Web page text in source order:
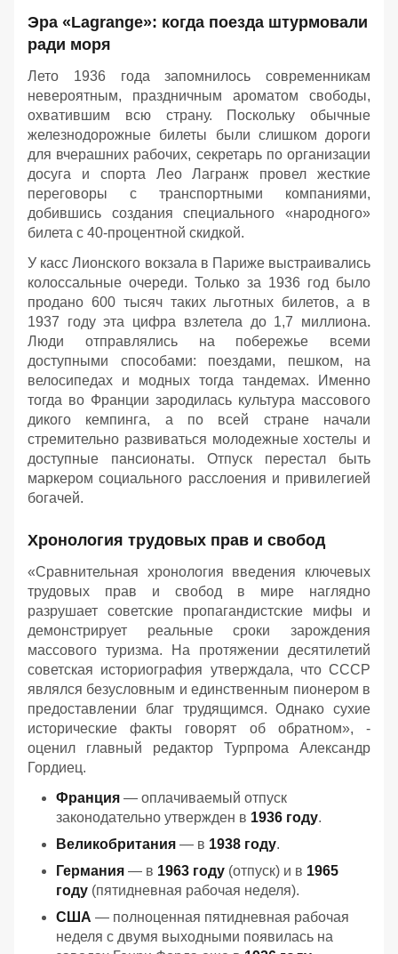
Эра «Lagrange»: когда поезда штурмовали
ради моря
Лето 1936 года запомнилось современникам
невероятным, праздничным ароматом свободы,
охватившим всю страну. Поскольку обычные
железнодорожные билеты были слишком дороги
для вчерашних рабочих, секретарь по организации
досуга и спорта Лео Лагранж провел жесткие
переговоры с транспортными компаниями,
добившись создания специального «народного»
билета с 40-процентной скидкой.
У касс Лионского вокзала в Париже выстраивались
колоссальные очереди. Только за 1936 год было
продано 600 тысяч таких льготных билетов, а в
1937 году эта цифра взлетела до 1,7 миллиона.
Люди отправлялись на побережье всеми
доступными способами: поездами, пешком, на
велосипедах и модных тогда тандемах. Именно
тогда во Франции зародилась культура массового
дикого кемпинга, а по всей стране начали
стремительно развиваться молодежные хостелы и
доступные пансионаты. Отпуск перестал быть
маркером социального расслоения и привилегией
богачей.
Хронология трудовых прав и свобод
«Сравнительная хронология введения ключевых
трудовых прав и свобод в мире наглядно
разрушает советские пропагандистские мифы и
демонстрирует реальные сроки зарождения
массового туризма. На протяжении десятилетий
советская историография утверждала, что СССР
являлся безусловным и единственным пионером в
предоставлении благ трудящимся. Однако сухие
исторические факты говорят об обратном», -
оценил главный редактор Турпрома Александр
Гордиец.
Франция — оплачиваемый отпуск
законодательно утвержден в 1936 году.
Великобритания — в 1938 году.
Германия — в 1963 году (отпуск) и в 1965
году (пятидневная рабочая неделя).
США — полноценная пятидневная рабочая
неделя с двумя выходными появилась на